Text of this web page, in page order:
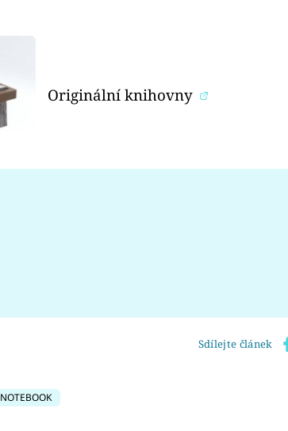
Originální knihovny
Sdílejte článek
NOTEBOOK